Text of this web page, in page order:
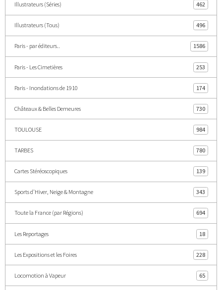
Illustrateurs (Séries) 462
Illustrateurs (Tous) 496
Paris - par éditeurs.. 1586
Paris - Les Cimetières 253
Paris - Inondations de 1910 174
Châteaux & Belles Demeures 730
TOULOUSE 984
TARBES 780
Cartes Stéréoscopiques 139
Sports d'Hiver, Neige & Montagne 343
Toute la France (par Régions) 694
Les Reportages 18
Les Expositions et les Foires 228
Locomotion à Vapeur 65